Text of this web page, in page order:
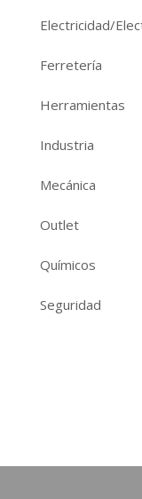
Electricidad/
Ferretería
Herramientas
Industria
Mecánica
Outlet
Químicos
Seguridad